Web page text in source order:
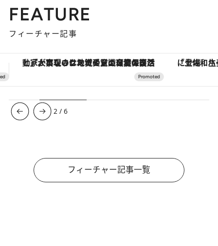
FEATURE
フィーチャー記事
「土佐和ハーブかき氷」がOMO7高知に登場！生姜、山椒、大葉など目にも舌にも涼を呼ぶ郷土の味 ヴァシュロン・コンスタンタ
3 /6
フィーチャー記事一覧